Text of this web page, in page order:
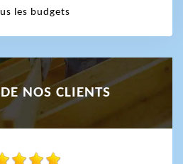
les budgets
NOS CLIENTS